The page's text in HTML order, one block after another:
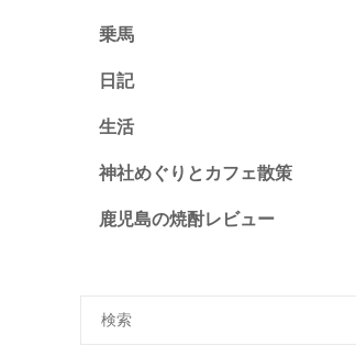
乗馬
日記
生活
神社めぐりとカフェ散策
鹿児島の焼酎レビュー